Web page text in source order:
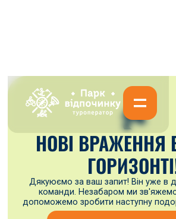
🏞
НОВІ ВРАЖЕННЯ
Дякуюємо за ваш запит! Він уже в
команди. Незабаром ми
допоможемо зробити наступну